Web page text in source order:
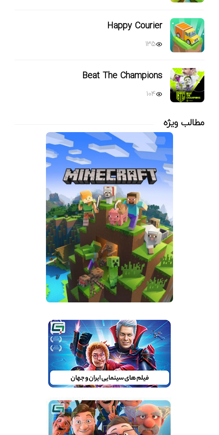
Happy Courier
135
Beat The Champions
104
مطالب ویژه